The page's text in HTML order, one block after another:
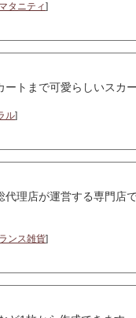
タニティ]
トまで可愛らしいスカ
ル]
理店が運営する専門店
ンス雑貨]